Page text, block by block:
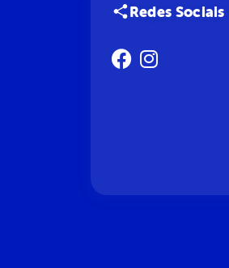
Redes Sociais